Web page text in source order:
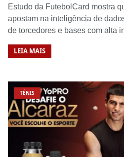
Estudo da FutebolCard mostra
apostam na inteligência de
de torcedores e bases com alta
LEIA MAIS
TÊNIS